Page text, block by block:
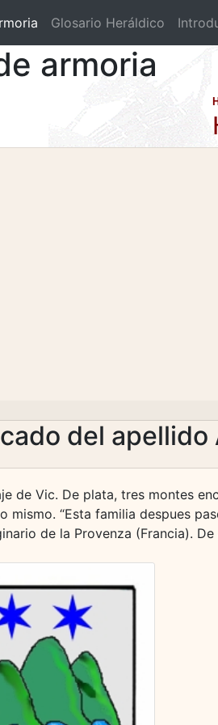
(current)
Glosario Heráldico
armoria
del apellido
de Vic. De plata, tres montes
mismo. “Esta familia despues
de la Provenza (Francia).